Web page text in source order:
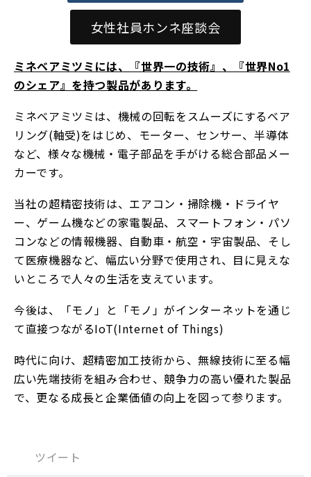
女性社員ホンネ座談会
ミネベアミツミには、『世界一の技術』、『世界No1
のシェア』を持つ製品があります。
ミネベアミツミは、機械の回転をスムーズにするベア
リング(軸受)をはじめ、モーター、センサー、半導体
など、様々な機械・電子部品を手がける総合部品メー
カーです。
当社の超精密技術は、エアコン・掃除機・ドライヤ
ー、ゲーム機などの家電製品、スマートフォン・パソ
コンなどの情報機器、自動車・航空・宇宙製品、そし
て医療機器など、幅広い分野で使用され、目に見えな
いところで人々の生活を支えています。
今後は、「モノ」と「モノ」がインターネットを通じ
て直接つながるIoT(Internet of Things)
時代に向け、超精密加工技術から、無線技術に至る幅
広い先端技術を組み合わせ、競争力の高い優れた製品
で、更なる成長と企業価値の向上を図って参ります。
ツイート